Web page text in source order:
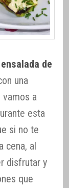
ensalada de
una
vamos a
esta
si no te
cena, al
disfrutar y
que